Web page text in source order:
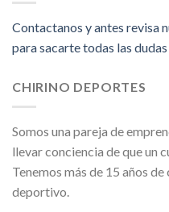
Contactanos y antes revisa
para sacarte todas las dudas
CHIRINO DEPORTES
Somos una pareja de
llevar conciencia de que un
Tenemos más de 15 años
deportivo.